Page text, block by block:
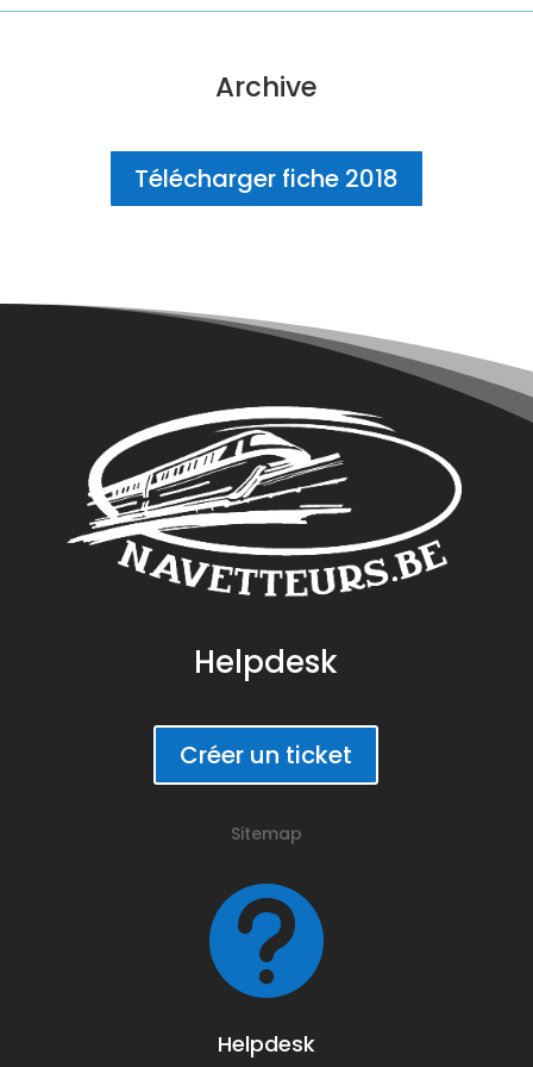
Archive
Télécharger fiche 2018
Helpdesk
Créer un ticket
Sitemap

Helpdesk